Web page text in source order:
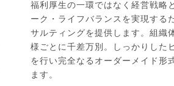
福利厚生の一環ではなく経営戦略
ーク・ライフバランスを実現する
サルティングを提供します。組織
様ごとに千差万別。しっかりした
を行い完全なるオーダーメイド形
ます。